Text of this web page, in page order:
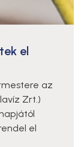
el
az
Zrt.)
el